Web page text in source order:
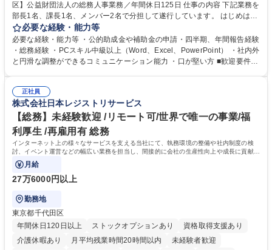
区】公益財団法人の総務人事業務／年間休日125日 仕事の内容 下記業務を
部長1名、課長1名、メンバー2名で分担して遂行しています。 はじめは担
当者として業務を覚えていただき、ゆくゆくはリーダーやマネージャーポ
ジションとして活躍いただくことを期待しています。 【総務・人事グルー
プの業務内容】 ・人事制度関連 ・採用活動 ・教育研修の企画、実行 ・勤
怠管理 ・官公庁への各種提出 ・法定の会議運営（評議員会、理事会） ・
管理 ・福利厚生関連 ・職員からの問合せ、相談対応 ・その他日常の総務
業務全般 募集職種 【東京／文京区】公益財団法人の総務人事業務／年間
休日125日
必要な経験・能力等
必要な経験・能力等 ・公的助成金や補助金の申請・四半期、年間報告経験
・総務経験 ・PCスキル中級以上（Word、Excel、PowerPoint） ・社内外
と円滑な調整ができるコミュニケーション能力 ・口が堅い方 ■歓迎要件
正社員
株式会社日本レジストリサービス
【総務】未経験歓迎 /リモート可/世界で唯一の事業/福
利厚生 /再雇用有 総務
インターネット上の様々なサービスを支える当社にて、執務環境の整備や社内制度の検
討、イベント運営などの幅広い業務を担当し、間接的に会社の生産性向上や成長に貢献し
ている部署です。
月給
27万6000円以上
勤務地
東京都千代田区
年間休日120日以上
ストックオプションあり
資格取得支援あり
介護休暇あり
月平均残業時間20時間以内
未経験者歓迎